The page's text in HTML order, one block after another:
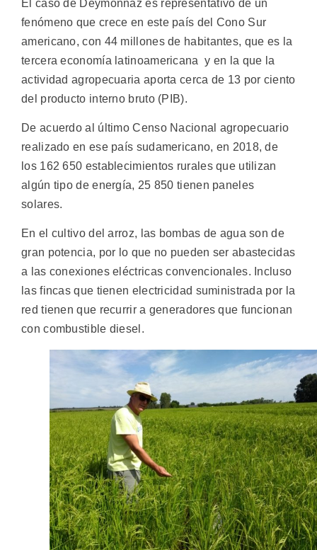
El caso de Deymonnaz es representativo de un
fenómeno que crece en este país del Cono Sur
americano, con 44 millones de habitantes, que es la
tercera economía latinoamericana y en la que la
actividad agropecuaria aporta cerca de 13 por ciento
del producto interno bruto (PIB).
De acuerdo al último Censo Nacional agropecuario
realizado en ese país sudamericano, en 2018, de
los 162 650 establecimientos rurales que utilizan
algún tipo de energía, 25 850 tienen paneles
solares.
En el cultivo del arroz, las bombas de agua son de
gran potencia, por lo que no pueden ser abastecidas
a las conexiones eléctricas convencionales. Incluso
las fincas que tienen electricidad suministrada por la
red tienen que recurrir a generadores que funcionan
con combustible diesel.